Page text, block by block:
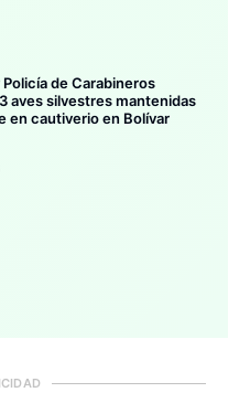
de Carabineros
aves silvestres mantenidas
en cautiverio en Bolívar